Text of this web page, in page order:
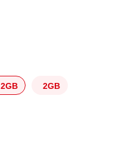
2GB 2GB